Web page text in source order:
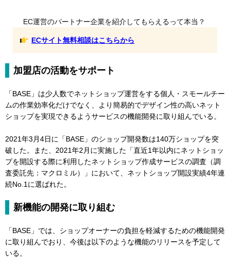
EC運営のパートナー企業を紹介してもらえるって本当？
ECサイト無料相談はこちらから
加盟店の活動をサポート
「BASE」は少人数でネットショップ運営をする個人・スモールチー
ムの作業効率化だけでなく、より簡易的でデザイン性の高いネット
ショップを実現できるようサービスの機能開発に取り組んでいる。
2021年3月4日に「BASE」のショップ開発数は140万ショップを突
破した。また、2021年2月に実施した「直近1年以内にネットショッ
プを開設する際に利用したネットショップ作成サービスの調査（調
査委託先：マクロミル）」において、ネットショップ開設実績4年連
続No.1に選ばれた。
新機能の開発に取り組む
「BASE」では、ショップオーナーの負担を軽減するための機能開発
に取り組んでおり、今後は以下のような機能のリリースを予定して
いる。